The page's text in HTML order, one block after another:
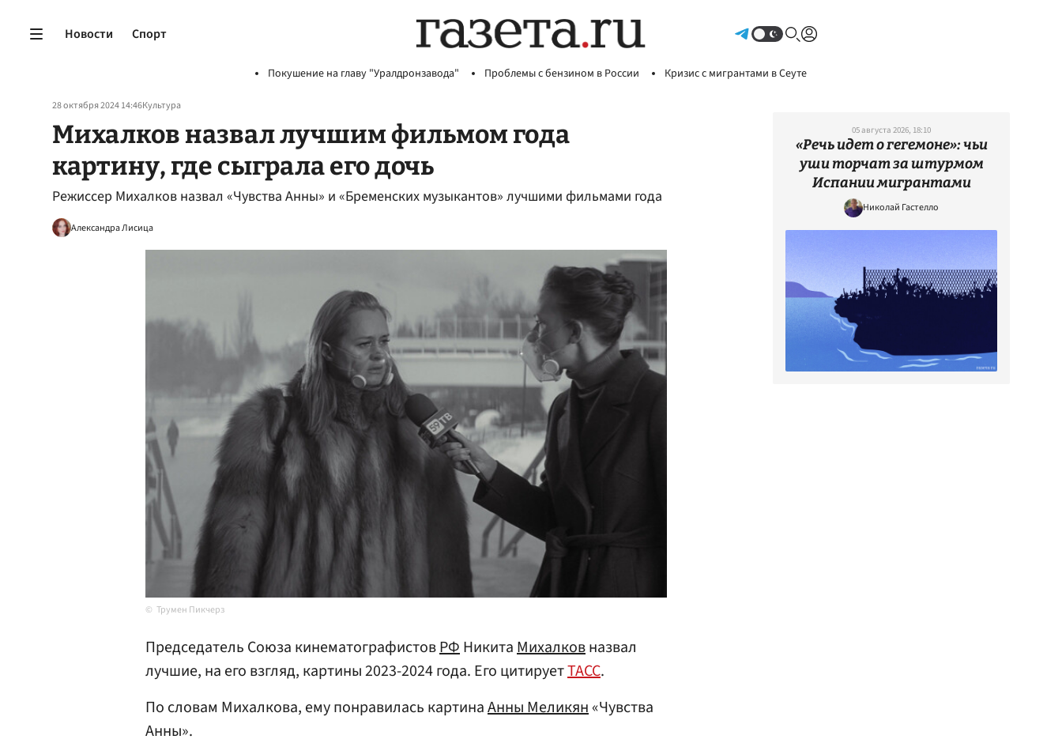
Новости Спорт
Покушение на главу "Уралдронзавода" Проблемы с бензином в России Кризис с мигрантами в Сеуте
28 октября 2024 14:46Культура
Михалков назвал лучшим фильмом года
картину, где сыграла его дочь
Режиссер Михалков назвал «Чувства Анны» и «Бременских музыкантов» лучшими фильмами года
Александра Лисица
Трумен Пикчерз
Председатель Союза кинематографистовРФНикитаМихалковназвал
лучшие, на его взгляд, картины 2023-2024 года. Его цитируетТАСС.
По словам Михалкова, ему понравилась картинаАнны Меликян«Чувства
Анны».
05 августа 2026, 18:10
«Речь идет о гегемоне»: чьи
уши торчат за штурмом
Испании мигрантами
Николай Гастелло